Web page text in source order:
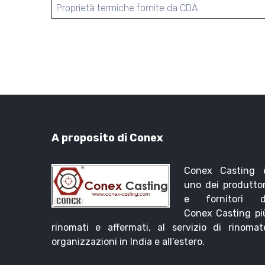
Proprietà termiche fornite da CDA
A proposito di Conex
Conex Casting
uno dei
e fornitori
Conex Casting
rinomati e affermati, al servizio di
organizzazioni in India e all’estero.